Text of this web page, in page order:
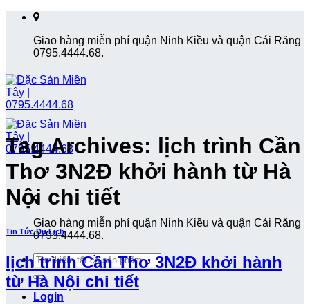
Skip
contentGiao hàng miễn phí quận Ninh Kiều và quận Cái Răng
0795.4444.68.
Giao hàng miễn phí quận Ninh Kiều và quận Cái Răng
0795.4444.68.
Search
for:
Login
Tag Archives: lịch trình Cần
Thơ 3N2Đ khởi hành từ Hà
Nội chi tiết
Tin Tức Du Lịch
lịch trình Cần Thơ 3N2Đ khởi hành
từ Hà Nội chi tiết